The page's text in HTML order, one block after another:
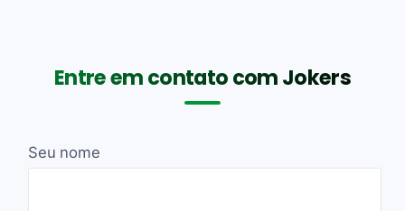
Entre em contato com Jokers
Seu nome